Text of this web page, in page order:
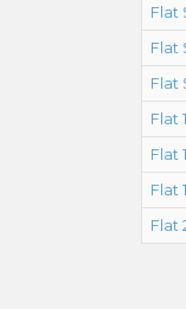
Flat
Flat
Flat
Flat
Flat
Flat
Flat